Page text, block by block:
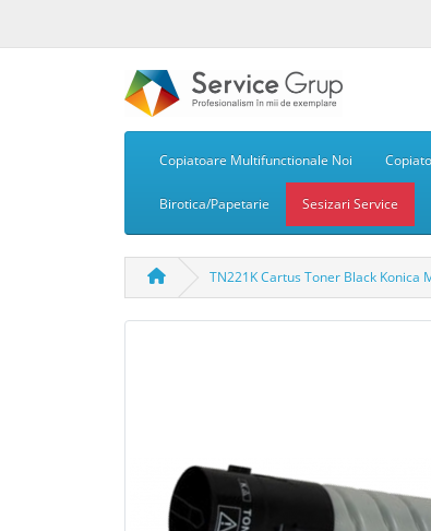
Copiatoare Multifunctionale Noi
Birotica/Papetarie Sesizari Service
TN221K Cartus Toner Black Konica